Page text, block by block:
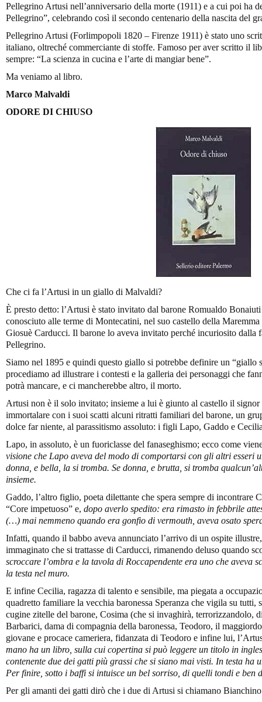
Pellegrino Artusi nell’anniversario della morte (1911) e a cui poi ha
Pellegrino”, celebrando così il secondo centenario della nascita del
Pellegrino Artusi (Forlimpopoli 1820 – Firenze 1911) è stato uno
italiano, oltreché commerciante di stoffe. Famoso per aver scritto il
sempre: “La scienza in cucina e l’arte di mangiar bene”.
Ma veniamo al libro.
Marco Malvaldi
ODORE DI CHIUSO
Che ci fa l’Artusi in un giallo di Malvaldi?
È presto detto: l’Artusi è stato invitato dal barone Romualdo
conosciuto alle terme di Montecatini, nel suo castello della
Giosuè Carducci. Il barone lo aveva invitato perché incuriosito dalla
Pellegrino.
Siamo nel 1895 e quindi questo giallo si potrebbe definire un “giallo
procediamo ad illustrare i contesti e la galleria dei personaggi che
potrà mancare, e ci mancherebbe altro, il morto.
Artusi non è il solo invitato; insieme a lui è giunto al castello il
immortalare con i suoi scatti alcuni ritratti familiari del barone, un
dolce far niente, al parassitismo assoluto: i figli Lapo, Gaddo e
Lapo, in assoluto, è un fuoriclasse del fanaseghismo; ecco come
visione che Lapo aveva del modo di comportarsi con gli altri esseri
donna, e bella, la si tromba. Se donna, e brutta, si tromba
insieme.
Gaddo, l’altro figlio, poeta dilettante che spera sempre di incontrare
“Core impetuoso” e, dopo averlo spedito: era rimasto in febbrile
(…) mai nemmeno quando era gonfio di vermouth, aveva osato
Infatti, quando il babbo aveva annunciato l’arrivo di un ospite
immaginato che si trattasse di Carducci, rimanendo deluso quando
scroccare l’ombra e la tavola di Roccapendente era uno che aveva
la testa nel muro.
E infine Cecilia, ragazza di talento e sensibile, ma piegata a
quadretto familiare la vecchia baronessa Speranza che vigila su tutti,
cugine zitelle del barone, Cosima (che si invaghirà, terrorizzandolo,
Barbarici, dama di compagnia della baronessa, Teodoro, il
giovane e procace cameriera, fidanzata di Teodoro e infine lui,
mano ha un libro, sulla cui copertina si può leggere un titolo in
contenente due dei gatti più grassi che si siano mai visti. In testa ha
Per finire, sotto i baffi si intuisce un bel sorriso, di quelli tondi e ben
Per gli amanti dei gatti dirò che i due di Artusi si chiamano